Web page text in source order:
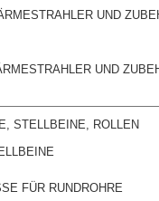
UND
UND
STELLBEINE, ROLLEN
FÜR RUNDROHRE